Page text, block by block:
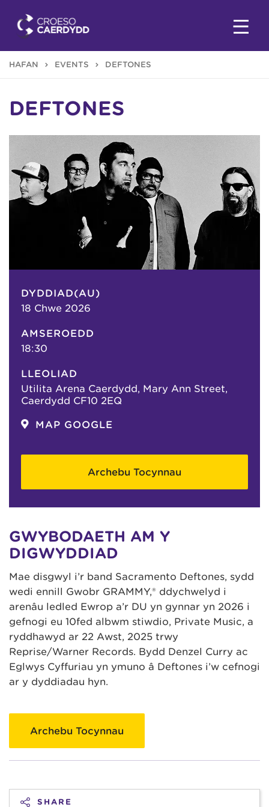
HAFAN EVENTS DEFTONES
DEFTONES
DYDDIAD(AU)
18 Chwe 2026
AMSEROEDD
18:30
LLEOLIAD
Utilita Arena Caerdydd, Mary Ann Street,
Caerdydd CF10 2EQ
MAP GOOGLE
Archebu Tocynnau
GWYBODAETH AM Y
DIGWYDDIAD
Mae disgwyl i’r band Sacramento Deftones, sydd
wedi ennill Gwobr GRAMMY,® ddychwelyd i
arenâu ledled Ewrop a’r DU yn gynnar yn 2026 i
gefnogi eu 10fed albwm stiwdio, Private Music, a
ryddhawyd ar 22 Awst, 2025 trwy
Reprise/Warner Records. Bydd Denzel Curry ac
Eglwys Cyffuriau yn ymuno â Deftones i’w cefnogi
ar y dyddiadau hyn.
Archebu Tocynnau
SHARE